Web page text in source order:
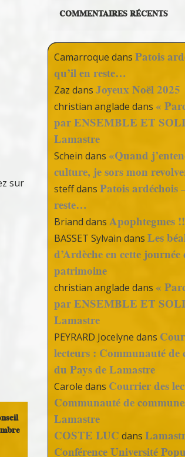
sur
COMMENTAIRES RÉCENTS
Camarroque dansPatois
qu’il en reste…
Zaz dansJoyeux Noël 2025
christian anglade dans «
par ENSEMBLE ET
Lamastre
Schein dans«Quand
culture, je sors mon
steffdansPatois ardéchois
reste…
Briand dansApophtegmes
BASSET Sylvain dansLes
d’Ardèche en cette journée
patrimoine
christian anglade dans «
par ENSEMBLE ET
Lamastre
PEYRARD Jocelyne dans
lecteurs : Communauté de
du Pays de Lamastre
Carole dans Courrier des
Communauté de
Lamastre
COSTE LUC dans
Conférence Université